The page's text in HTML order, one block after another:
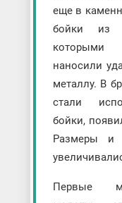
еще в
бойки из
которыми
наносили
металлу. В
стали
бойки,
Размеры и
Первые